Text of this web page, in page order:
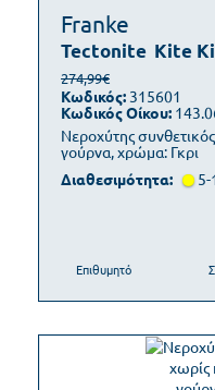
Franke
Tectonite Kite
Νεροχύτης
γούρνα, χρώμα: Γκρι
274,99€
Κωδικός: 315601
Κωδικός Οίκου:
Διαθεσιμότητα: 5-
Επιθυμητό